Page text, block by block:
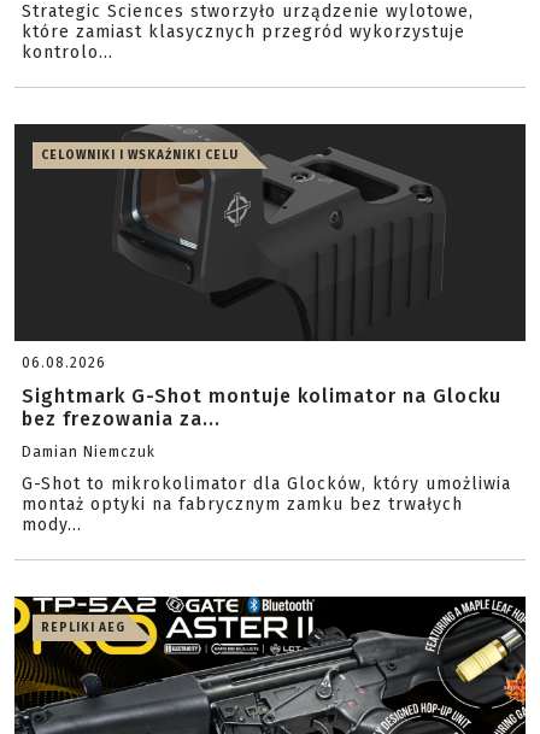
Strategic Sciences stworzyło urządzenie wylotowe,
które zamiast klasycznych przegród wykorzystuje
kontrolo...
CELOWNIKI I WSKAŹNIKI CELU
06.08.2026
Sightmark G-Shot montuje kolimator na Glocku
bez frezowania za...
Damian Niemczuk
G-Shot to mikrokolimator dla Glocków, który umożliwia
montaż optyki na fabrycznym zamku bez trwałych
mody...
REPLIKI AEG